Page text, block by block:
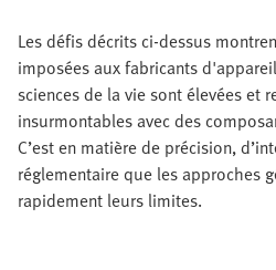
Les défis décrits ci-dessus
imposées aux fabricants
sciences de la vie sont élevées et
insurmontables avec des
C’est en matière de précision,
réglementaire que les approches
rapidement leurs limites.